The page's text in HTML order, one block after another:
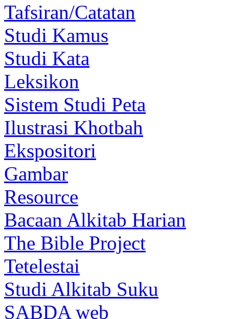
Tafsiran/Catatan
Studi Kamus
Studi Kata
Leksikon
Sistem Studi Peta
Ilustrasi Khotbah
Ekspositori
Gambar
Resource
Bacaan Alkitab Harian
The Bible Project
Tetelestai
Studi Alkitab Suku
SABDA web